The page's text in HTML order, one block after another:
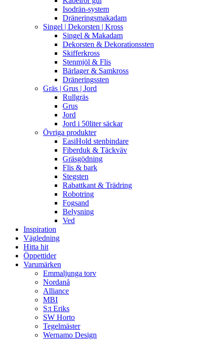
Isodrän-system
Dräneringsmakadam
Singel | Dekorsten | Kross
Singel & Makadam
Dekorsten & Dekorationssten
Skifferkross
Stenmjöl & Flis
Bärlager & Samkross
Dräneringssten
Gräs | Grus | Jord
Rullgräs
Grus
Jord
Jord i 50liter säckar
Övriga produkter
EasiHold stenbindare
Fiberduk & Täckväv
Gräsgödning
Flis & bark
Stegsten
Rabattkant & Trädring
Robotring
Fogsand
Belysning
Ved
Inspiration
Vägledning
Hitta hit
Öppettider
Varumärken
Emmaljunga torv
Nordanå
Alliance
MBI
S:t Eriks
SW Horto
Tegelmäster
Wernamo Design